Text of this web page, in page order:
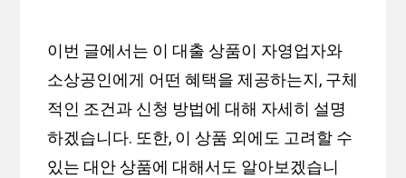
이번 글에서는 이 대출 상품이 자영업자와
소상공인에게 어떤 혜택을 제공하는지, 구체
적인 조건과 신청 방법에 대해 자세히 설명
하겠습니다. 또한, 이 상품 외에도 고려할 수
있는 대안 상품에 대해서도 알아보겠습니